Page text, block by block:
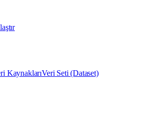
KaynaklarıVeri Seti (Dataset)